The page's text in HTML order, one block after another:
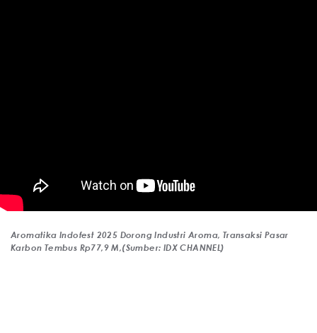
Aromatika Indofest 2025 Dorong Industri Aroma, Transaksi Pasar
Karbon Tembus Rp77,9 M,(Sumber: IDX CHANNEL)